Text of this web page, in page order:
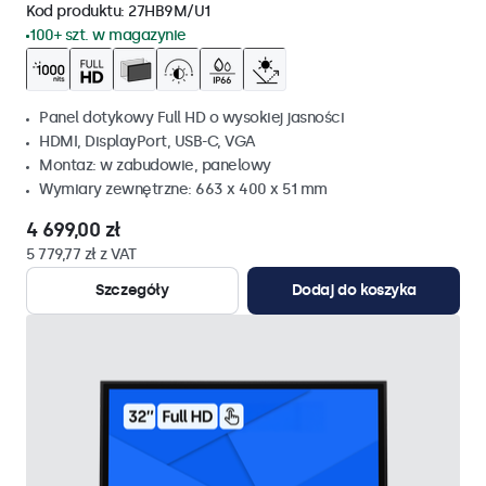
Kod produktu: 27HB9M/U1
100+ szt. w magazynie
Panel dotykowy Full HD o wysokiej jasności
HDMI, DisplayPort, USB-C, VGA
Montaz: w zabudowie, panelowy
Wymiary zewnętrzne: 663 x 400 x 51 mm
4 699,00 zł
5 779,77 zł z VAT
Szczegóły
Dodaj do koszyka